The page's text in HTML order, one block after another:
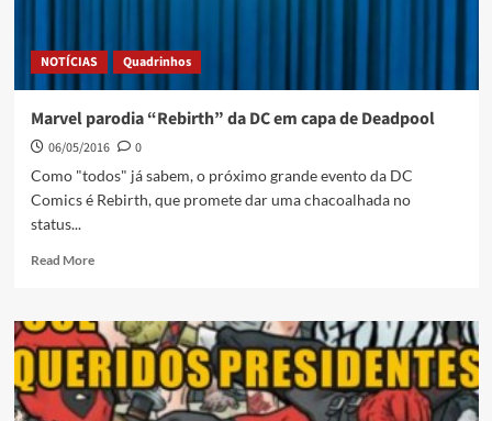
NOTÍCIAS Quadrinhos
Marvel parodia “Rebirth” da DC em capa de Deadpool
06/05/2016
0
Como "todos" já sabem, o próximo grande evento da DC
Comics é Rebirth, que promete dar uma chacoalhada no
status...
Read More